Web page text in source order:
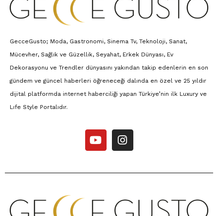
GecceGusto; Moda, Gastronomi, Sinema Tv, Teknoloji, Sanat,
Mücevher, Sağlık ve Güzellik, Seyahat, Erkek Dünyası, Ev
Dekorasyonu ve Trendler dünyasını yakından takip edenlerin en son
gündem ve güncel haberleri öğreneceği dalında en özel ve 25 yıldır
dijital platformda internet haberciliği yapan Türkiye’nin ilk Luxury ve
Lıfe Style Portalıdır.